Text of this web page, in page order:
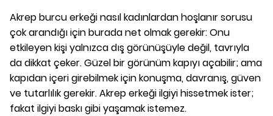
Akrep burcu erkeği nasıl kadınlardan hoşlanır sorusu
çok arandığı için burada net olmak gerekir: Onu
etkileyen kişi yalnızca dış görünüşüyle değil, tavrıyla
da dikkat çeker. Güzel bir görünüm kapıyı açabilir; ama
kapıdan içeri girebilmek için konuşma, davranış, güven
ve tutarlılık gerekir. Akrep erkeği ilgiyi hissetmek ister;
fakat ilgiyi baskı gibi yaşamak istemez.